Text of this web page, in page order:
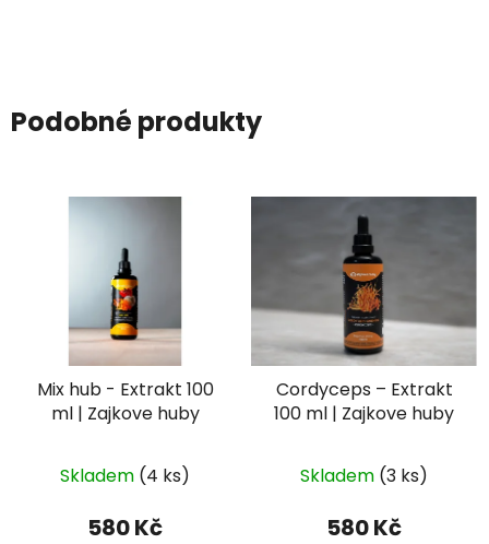
Podobné produkty
Mix hub - Extrakt 100
ml | Zajkove huby
Skladem (4 ks)
580 Kč
Cordyceps – Extrakt
100 ml | Zajkove huby
Skladem (3 ks)
580 Kč